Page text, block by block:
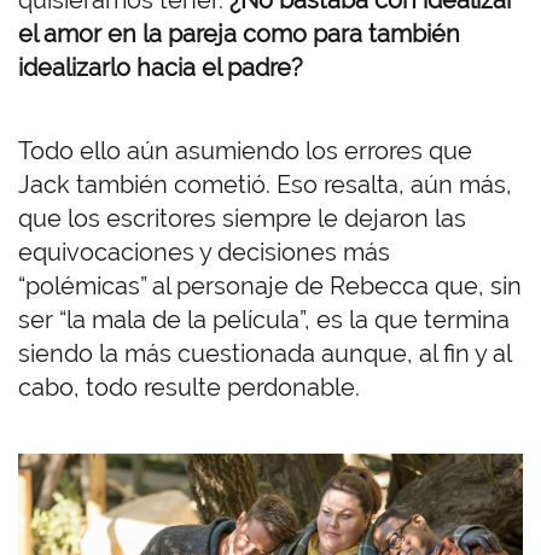
el amor en la pareja como para también
idealizarlo hacia el padre?
Todo ello aún asumiendo los errores que
Jack también cometió. Eso resalta, aún más,
que los escritores siempre le dejaron las
equivocaciones y decisiones más
“polémicas” al personaje de Rebecca que, sin
ser “la mala de la película”, es la que termina
siendo la más cuestionada aunque, al fin y al
cabo, todo resulte perdonable.